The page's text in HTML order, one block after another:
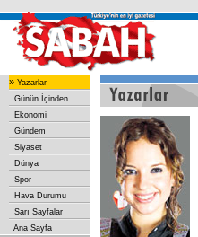
» Yazarlar
Günün İçinden
Ekonomi
Gündem
Siyaset
Dünya
Spor
Hava Durumu
Sarı Sayfalar
Ana Sayfa